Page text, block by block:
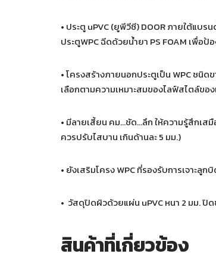
• ประตู uPVC (ยูพีวีซี) DOOR ภายใต้แ
ประตูWPC ฉีดด้วยน้ำยา PS FOAM เพื่อ
• โครงสร้างภายนอกประตูเป็น WPC ชนิ
เลือกตามความเหมาะสมของไลฟ์สไตล์ขอ
• มีลายเสี้ยน คม…ชัด…ลึก ให้ความรู้สึกเส
ควรปรับไสบาน เกินด้านละ 5 มม.)
• ยังเสริมโครง WPC ที่รองรับการเจาะลู
• วัสดุปิดผิวด้วยแผ่น uPVC หนา 2 มม. ปิด
สินค้าที่เกี่ยวข้อง